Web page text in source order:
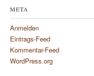
META
Anmelden
Eintrags-Feed
Kommentar-Feed
WordPress.org